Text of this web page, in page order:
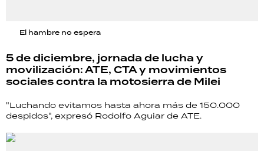
El hambre no espera
5 de diciembre, jornada de lucha y
movilización: ATE, CTA y movimientos
sociales contra la motosierra de Milei
"Luchando evitamos hasta ahora más de 150.000
despidos", expresó Rodolfo Aguiar de ATE.